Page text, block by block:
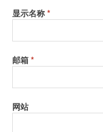
显示名称*
邮箱*
网站